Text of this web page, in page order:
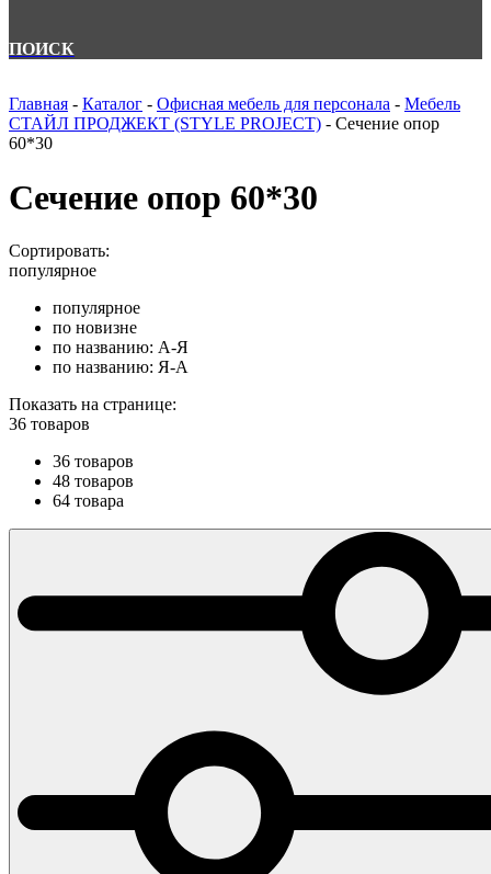
ПОИСК
Главная - Каталог - Офисная мебель для персонала - Мебель
СТАЙЛ ПРОДЖЕКТ (STYLE PROJECT) - Сечение опор
60*30
Сечение опор 60*30
Сортировать:
популярное
популярное
по новизне
по названию: А-Я
по названию: Я-А
Показать на странице:
36 товаров
36 товаров
48 товаров
64 товара